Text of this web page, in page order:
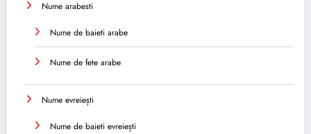
Nume arabesti
Nume de baieti arabe
Nume de fete arabe
Nume evreiești
Nume de baieti evreiești